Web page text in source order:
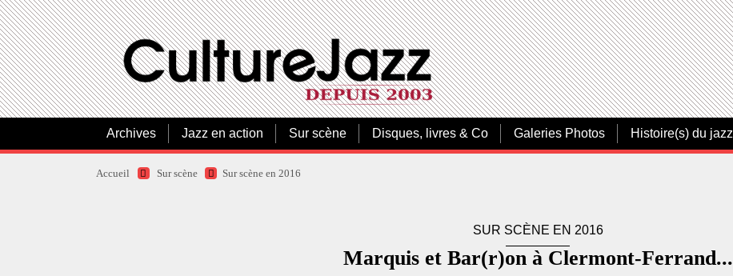
Archives Jazz en action Sur scène Disques, livres & Co Galeries Photos Histoire(s) du jazz
Accueil Sur scène Sur scène en 2016
SUR SCÈNE EN 2016
Marquis et Bar(r)on à Clermont-Ferrand...